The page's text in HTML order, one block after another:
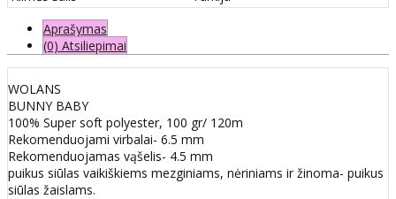
Aprašymas
(0) Atsiliepimai
WOLANS
BUNNY BABY
100% Super soft polyester, 100 gr/ 120m
Rekomenduojami virbalai- 6.5 mm
Rekomenduojamas vąšelis- 4.5 mm
puikus siūlas vaikiškiems mezginiams, nėriniams ir žinoma- puikus
siūlas žaislams.